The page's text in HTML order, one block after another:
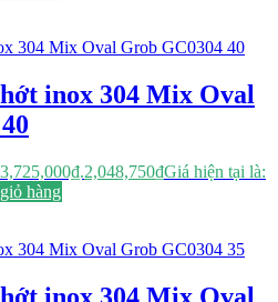
inox 304 Mix Oval
2,048,750₫Giá hiện tại là:
hàng
inox 304 Mix Oval